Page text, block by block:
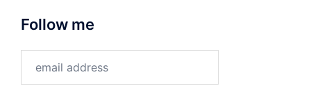
Follow me